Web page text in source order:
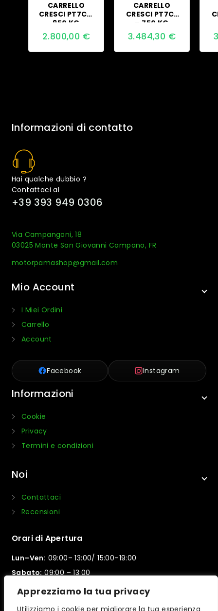
Apprezziamo la tua privacy
Utilizziamo i cookie per migliorare la tua esperienza
CARRELLO
CRESCI PT7C –
950 KG
2.800,00 €
CARRELLO
CRESCI PT7CL
– 750 KG
3.484,30 €
Informazioni di contatto
Hai qualche dubbio ?
Contattaci al
+39 393 949 0306
Via Campangoni, 18
03025 Monte San Giovanni Campano, FR
motorpamashop@gmail.com
Mio Account
I Miei Ordini
Carrello
Account
Facebook Instagram
Informazioni
Cookie
Privacy
Termini e condizioni
Noi
Contattaci
Recensioni
Orari di Apertura
Lun–Ven: 09:00– 13:00/ 15:00–19:00
Sabato:09:00 – 13:00
Domenica:Chiuso